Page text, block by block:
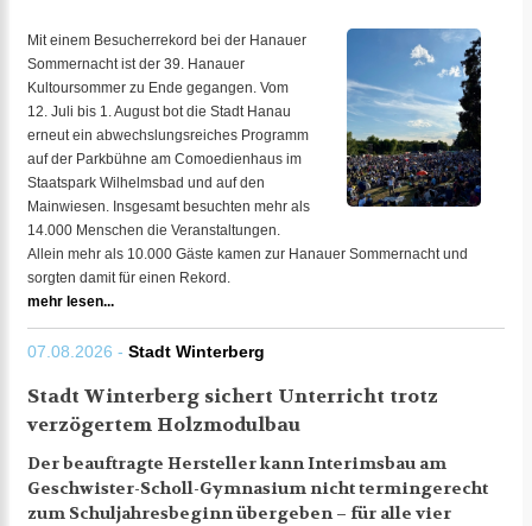
Mit einem Besucherrekord bei der Hanauer
Sommernacht ist der 39. Hanauer
Kultoursommer zu Ende gegangen. Vom
12. Juli bis 1. August bot die Stadt Hanau
erneut ein abwechslungsreiches Programm
auf der Parkbühne am Comoedienhaus im
Staatspark Wilhelmsbad und auf den
Mainwiesen. Insgesamt besuchten mehr als
14.000 Menschen die Veranstaltungen.
Allein mehr als 10.000 Gäste kamen zur Hanauer Sommernacht und
sorgten damit für einen Rekord.
mehr lesen...
07.08.2026 - Stadt Winterberg
Stadt Winterberg sichert Unterricht trotz
verzögertem Holzmodulbau
Der beauftragte Hersteller kann Interimsbau am
Geschwister-Scholl-Gymnasium nicht termingerecht
zum Schuljahresbeginn übergeben – für alle vier